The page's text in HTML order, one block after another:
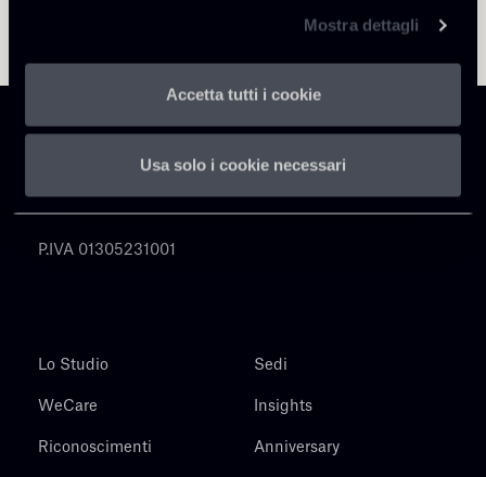
Mostra dettagli
Accetta tutti i cookie
Usa solo i cookie necessari
Chiomenti
P.IVA 01305231001
Lo Studio
WeCare
Riconoscimenti
Sedi
Insights
Anniversary